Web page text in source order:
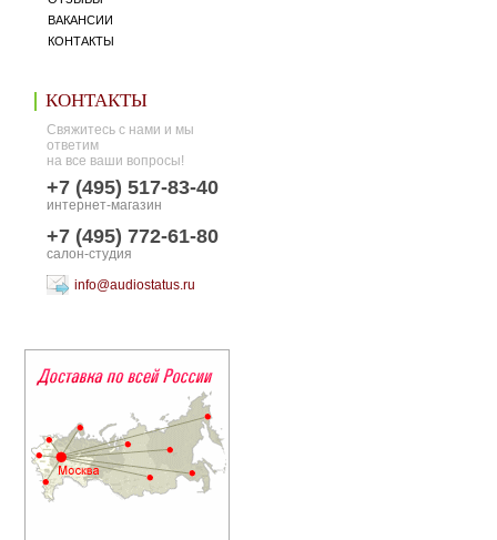
ВАКАНСИИ
КОНТАКТЫ
КОНТАКТЫ
Свяжитесь с нами и мы
ответим
на все ваши вопросы!
+7 (495) 517-83-40
интернет-магазин
+7 (495) 772-61-80
салон-студия
info@audiostatus.ru